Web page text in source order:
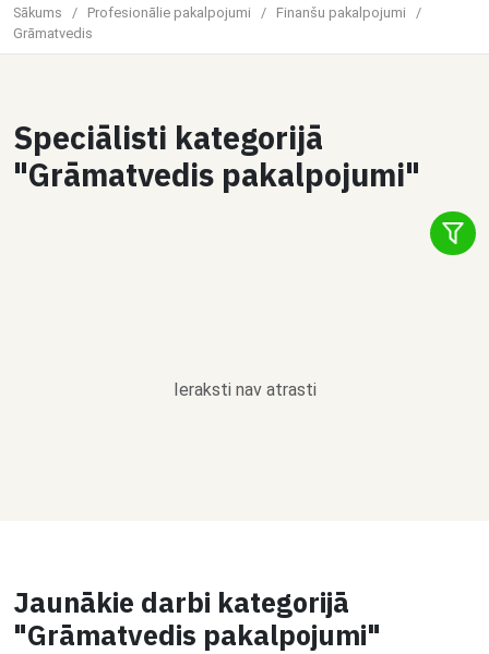
Sākums / Profesionālie pakalpojumi / Finanšu pakalpojumi
/
Grāmatvedis
Speciālisti kategorijā
"Grāmatvedis pakalpojumi"
Ieraksti nav atrasti
Jaunākie darbi kategorijā
"Grāmatvedis pakalpojumi"